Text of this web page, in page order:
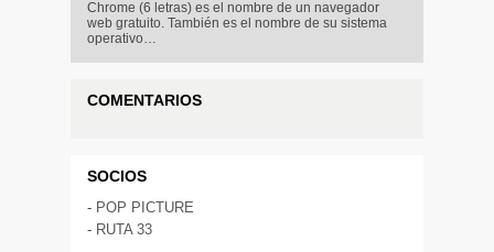
Chrome (6 letras) es el nombre de un navegador
web gratuito. También es el nombre de su sistema
operativo…
COMENTARIOS
SOCIOS
- POP PICTURE
- RUTA 33